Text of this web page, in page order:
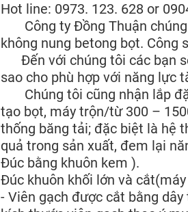
Hot line: 0973. 123. 628 or
Công ty Đồng Thuận chúng
không nung betong bọt. Công
Đến với chúng tôi các bạn
sao cho phù hợp với năng lực
Chúng tôi cũng nhận lắp
tạo bọt, máy trộn/từ 300 –
thống băng tải; đặc biệt là hệ
quả trong sản xuất, đem lại
Đúc bằng khuôn kem ).
Đúc khuôn khối lớn và
- Viên gạch được cắt bằng